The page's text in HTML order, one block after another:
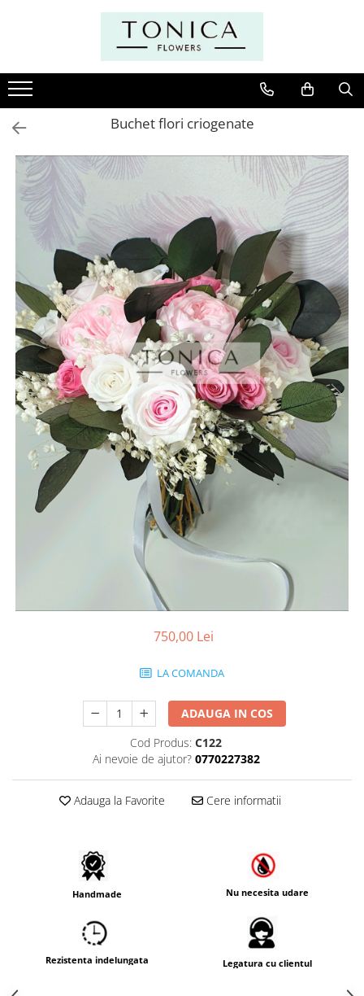
Buchet flori criogenate
750,00 Lei
LA COMANDA
ADAUGA IN COS
Cod Produs: C122
Ai nevoie de ajutor? 0770227382
Adauga la Favorite Cere informatii
Handmade Nu necesita udare
Rezistenta indelungata Legatura cu clientul